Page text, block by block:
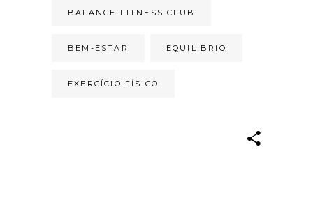
BALANCE FITNESS CLUB
BEM-ESTAR EQUILIBRIO
EXERCÍCIO FÍSICO